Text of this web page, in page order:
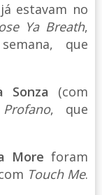
estavam no
Ya Breath,
que
Sonza (com
, que
More foram
Touch Me.